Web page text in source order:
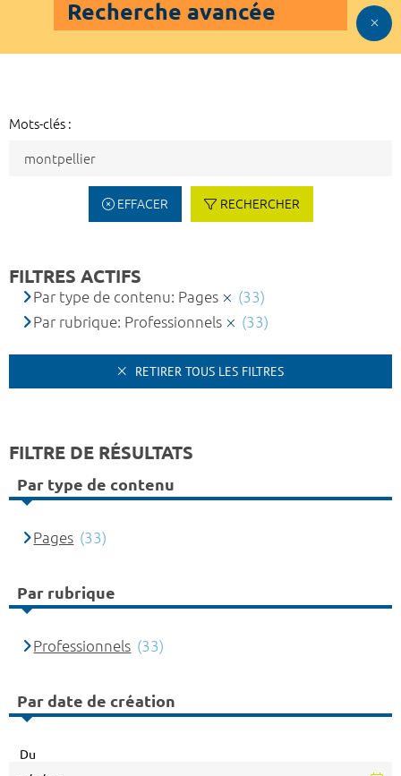
Recherche avancée
Mots-clés :
EFFACER RECHERCHER
FILTRES ACTIFS
Par type de contenu: Pages
(33)
Par rubrique: Professionnels
(33)
RETIRER TOUS LES FILTRES
FILTRE DE RÉSULTATS
Par type de contenu
Pages (33)
Par rubrique
Professionnels (33)
Par date de création
Du